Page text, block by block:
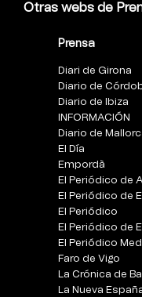
Otras webs de
Prensa
Diari de Girona
Diario de
Diario de Ibiza
INFORMACIÓN
Diario de
El Día
Empordà
El Periódico de
El Periódico de
El Periódico
El Periódico de
El Periódico
Faro de Vigo
La Crónica de
La Nueva